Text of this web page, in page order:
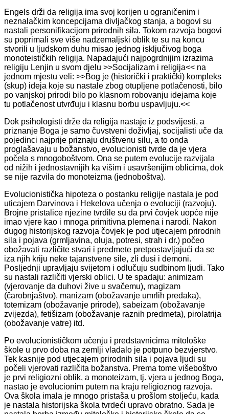
Engels drži da religija ima svoj korijen u ograničenim i
neznalačkim koncepcijama divljačkog stanja, a bogovi su
nastali personifikacijom prirodnih sila. Tokom razvoja bogovi
su poprimali sve više nadzemaljski oblik te su na koncu
stvorili u ljudskom duhu misao jednog isključivog boga
monoteističkih religija. Napadajući najpogrdnijim izrazima
religiju Lenjin u svom djelu >>Socijalizam i religija<< na
jednom mjestu veli: >>Bog je (historički i praktički) kompleks
(skup) ideja koje su nastale zbog otupljene potlačenosti, bilo
po vanjskoj prirodi bilo po klasnom robovanju idejama koje
tu potlačenost utvrđuju i klasnu borbu uspavljuju.<<
Dok psihologisti drže da religija nastaje iz podsvijesti, a
priznanje Boga je samo čuvstveni doživljaj, socijalisti uče da
pojedinci najprije priznaju društvenu silu, a to onda
proglašavaju u božanstvo, evolucionisti tvrde da je vjera
počela s mnogoboštvom. Ona se putem evolucije razvijala
od nižih i jednostavnijih ka višim i usavršenijim oblicima, dok
se nije razvila do monoteizma (jednoboštva).
Evolucionistička hipoteza o postanku religije nastala je pod
uticajem Darvinova i Hekelova učenja o evoluciji (razvoju).
Brojne pristalice njezine tvrdile su da prvi čovjek uopće nije
imao vjere kao i mnoga primitivna plemena i narodi. Nakon
dugog historijskog razvoja čovjek je pod utjecajem prirodnih
sila i pojava (grmljavina, oluja, potresi, strah i dr.) počeo
obožavati različite stvari i predmete pretpostavljajući da se
iza njih kriju neke tajanstvene sile, zli dusi i demoni.
Posljednji upravljaju svijetom i odlučuju sudbinom ljudi. Tako
su nastali različiti vjerski oblici. U te spadaju: animizam
(vjerovanje da duhovi žive u svačemu), magizam
(čarobnjaštvo), manizam (obožavanje umrlih predaka),
totemizam (obožavanje prirode), sabeizam (obožavanje
zvijezda), fetišizam (obožavanje raznih predmeta), pirolatrija
(obožavanje vatre) itd.
Po evolucionističkom učenju i predstavnicima mitološke
škole u prvo doba na zemlji vladalo je potpuno bezvjerstvo.
Tek kasnije pod utjecajem prirodnih sila i pojava ljudi su
počeli vjerovati različita božanstva. Prema tome višeboštvo
je prvi religiozni oblik, a monoteizam, tj. vjera u jednog Boga,
nastao je evolucionim putem na kraju religioznog razvoja.
Ova škola imala je mnogo pristaša u prošlom stoljeću, kada
je nastala historijska škola tvrdeći upravo obratno. Sada je